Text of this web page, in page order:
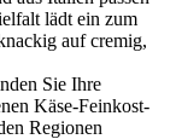
lädt ein zum
auf cremig,
Sie Ihre
Käse-Feinkost-
Regionen